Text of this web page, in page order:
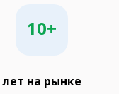
10+
лет на рынке